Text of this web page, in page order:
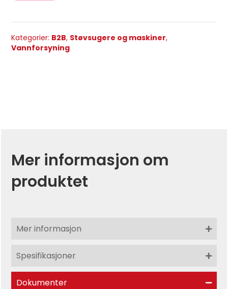
Kategorier: B2B, Støvsugere og maskiner,
Vannforsyning
Mer informasjon om
produktet
Mer informasjon
Spesifikasjoner
Dokumenter